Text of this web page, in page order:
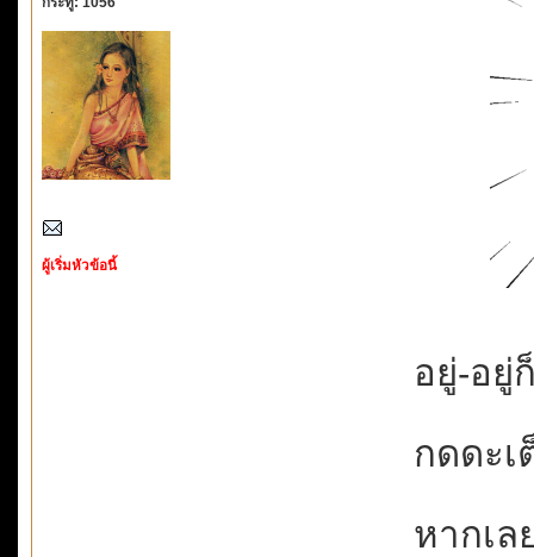
ผู้เริ่มหัวข้อนี้
อยู่-อยู่
กดดะ
หากเ